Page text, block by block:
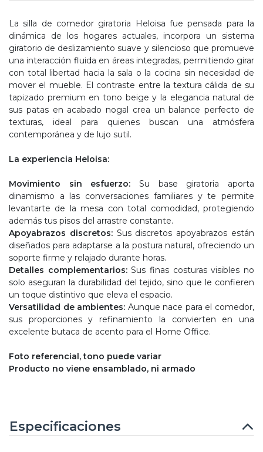
La silla de comedor giratoria Heloisa fue pensada para la
dinámica de los hogares actuales, incorpora un sistema
giratorio de deslizamiento suave y silencioso que promueve
una interacción fluida en áreas integradas, permitiendo girar
con total libertad hacia la sala o la cocina sin necesidad de
mover el mueble. El contraste entre la textura cálida de su
tapizado premium en tono beige y la elegancia natural de
sus patas en acabado nogal crea un balance perfecto de
texturas, ideal para quienes buscan una atmósfera
contemporánea y de lujo sutil.
La experiencia Heloisa:
Movimiento sin esfuerzo: Su base giratoria aporta
dinamismo a las conversaciones familiares y te permite
levantarte de la mesa con total comodidad, protegiendo
además tus pisos del arrastre constante.
Apoyabrazos discretos: Sus discretos apoyabrazos están
diseñados para adaptarse a la postura natural, ofreciendo un
soporte firme y relajado durante horas.
Detalles complementarios:Sus finas costuras visibles no
solo aseguran la durabilidad del tejido, sino que le confieren
un toque distintivo que eleva el espacio.
Versatilidad de ambientes: Aunque nace para el comedor,
sus proporciones y refinamiento la convierten en una
excelente butaca de acento para el Home Office.
Foto referencial, tono puede variar
Producto no viene ensamblado, ni armado
Especificaciones